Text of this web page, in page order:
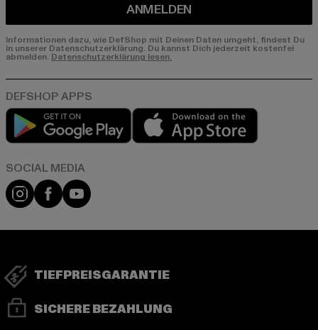
ANMELDEN
Informationen dazu, wie DefShop mit Deinen Daten umgeht, findest Du
in unserer Datenschutzerklärung. Du kannst Dich jederzeit kostenfei
abmelden. Datenschutzerklärung lesen.
Play market
Instagram
FacebookYouTube
TIEFPREISGARANTIE
SICHERE BEZAHLUNG